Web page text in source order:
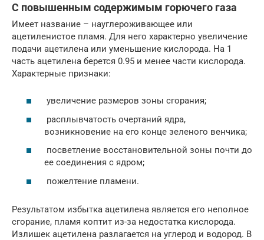
С повышенным содержимым горючего газа
Имеет название – науглероживающее или
ацетиленистое пламя. Для него характерно увеличение
подачи ацетилена или уменьшение кислорода. На 1
часть ацетилена берется 0.95 и менее части кислорода.
Характерные признаки:
увеличение размеров зоны сгорания;
расплывчатость очертаний ядра,
возникновение на его конце зеленого венчика;
посветление восстановительной зоны почти до
ее соединения с ядром;
пожелтение пламени.
Результатом избытка ацетилена является его неполное
сгорание, пламя коптит из-за недостатка кислорода.
Излишек ацетилена разлагается на углерод и водород. В